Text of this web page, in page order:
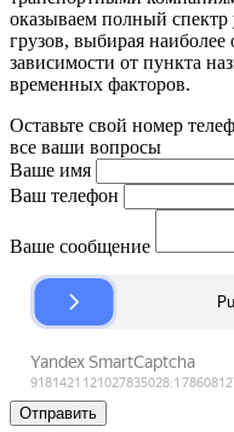
оказываем полный спектр
грузов, выбирая
зависимости от пункта
временных факторов.
Оставьте свой номер
все ваши вопросы
Ваше имя
Ваш телефон
Ваше сообщение
Отправить